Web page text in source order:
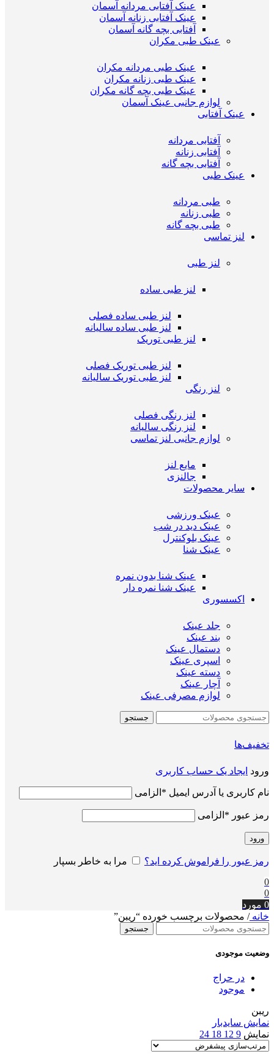
عینک آفتابی مردانه آسمان
عینک آفتابی زنانه آسمان
آفتابی بچه گانه آسمان
عینک طبی مکران
عینک طبی مردانه مکران
عینک طبی زنانه مکران
عینک طبی بچه گانه مکران
لوازم جانبی عینک آسمان
عینک آفتابی
آفتابی مردانه
آفتابی زنانه
آفتابی بچه گانه
عینک طبی
طبی مردانه
طبی زنانه
طبی بچه گانه
لنز تماسی
لنز طبی
لنز طبی ساده
لنز طبی ساده فصلی
لنز طبی ساده سالیانه
لنز طبی توریک
لنز طبی توریک فصلی
لنز طبی توریک سالیانه
لنز رنگی
لنز رنگی فصلی
لنز رنگی سالیانه
لوازم جانبی لنز تماسی
مایع لنز
جالنزی
سایر محصولات
عینک ورزشی
عینک دید در شب
عینک بلوکنترل
عینک شنا
عینک شنا بدون نمره
عینک شنا نمره دار
اکسسوری
جلد عینک
بند عینک
دستمال عینک
اسپری عینک
دسته عینک
آچار عینک
لوازم مصرفی عینک
جستجو
تخفیف‌ها
ورود ایجاد یک حساب کاربری
نام کاربری یا آدرس ایمیل * الزامی
رمز عبور * الزامی
ورود
رمز عبور را فراموش کرده اید؟
مرا به خاطر بسپار
0
0
0 مورد
خانه/ محصولات برچسب خورده “ریبن”
جستجو
وضعیت موجودی
در حراج
موجود
ریبن
نمایش سایدبار
نمایش 9
12
18
24